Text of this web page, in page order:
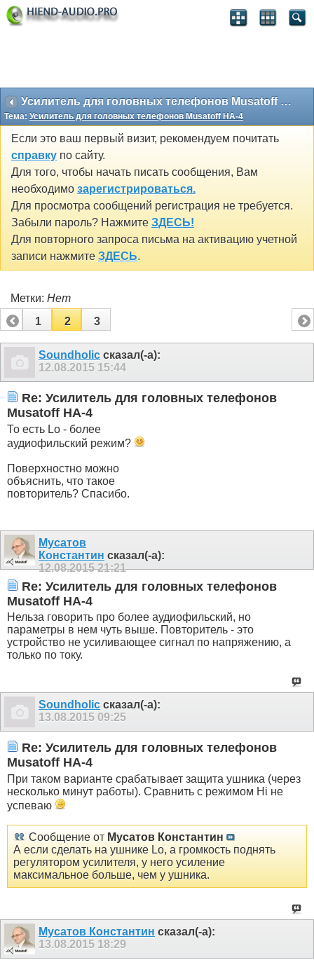
Усилитель для головных телефонов Musatoff HA-4
Тема: Усилитель для головных телефонов Musatoff HA-4
Если это ваш первый визит, рекомендуем почитать
справку по сайту.
Для того, чтобы начать писать сообщения, Вам
необходимо зарегистрироваться.
Для просмотра сообщений регистрация не требуется.
Забыли пароль? Нажмите ЗДЕСЬ!
Для повторного запроса письма на активацию учетной
записи нажмите ЗДЕСЬ.
Метки: Нет
1
2 3
Soundholic сказал(-а):
12.08.2015 15:44
Re: Усилитель для головных телефонов
Musatoff HA-4
То есть Lo - более
аудиофильский режим?
Поверхностно можно
объяснить, что такое
повторитель? Спасибо.
Мусатов
Константин сказал(-а):
12.08.201521:21
Re: Усилитель для головных телефонов
Musatoff HA-4
Нельза говорить про более аудиофильский, но
параметры в нем чуть выше. Повторитель - это
устройство не усиливающее сигнал по напряжению, а
только по току.
Soundholic сказал(-а):
13.08.2015 09:25
Re: Усилитель для головных телефонов
Musatoff HA-4
При таком варианте срабатывает защита ушника (через
несколько минут работы). Сравнить с режимом Hi не
успеваю
Сообщение от Мусатов Константин
А если сделать на ушнике Lo, а громкость поднять
регулятором усилителя, у него усиление
максимальное больше, чем у ушника.
Мусатов Константин сказал(-а):
13.08.2015 18:29